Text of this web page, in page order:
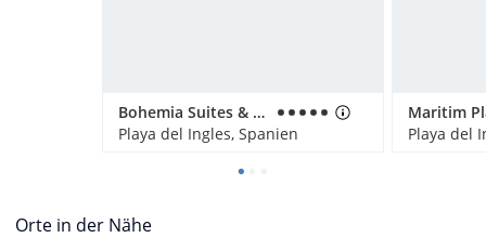
Bohemia Suites & Spa - Adults only
Playa del Ingles, Spanien
Maritim
Playa del
Orte in der Nähe